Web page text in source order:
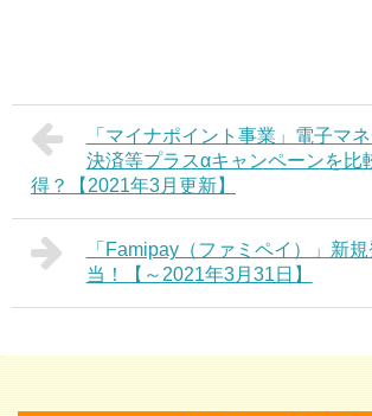
「マイナポイント事業」電子マ
決済等プラスαキャンペーンを比
得？【2021年3月更新】
「Famipay（ファミペイ）」新
当！【～2021年3月31日】